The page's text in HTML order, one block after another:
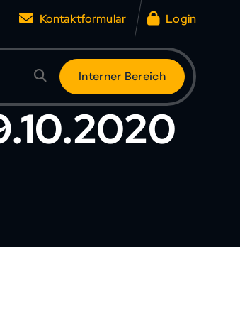
Kontaktformular Login
Interner Bereich